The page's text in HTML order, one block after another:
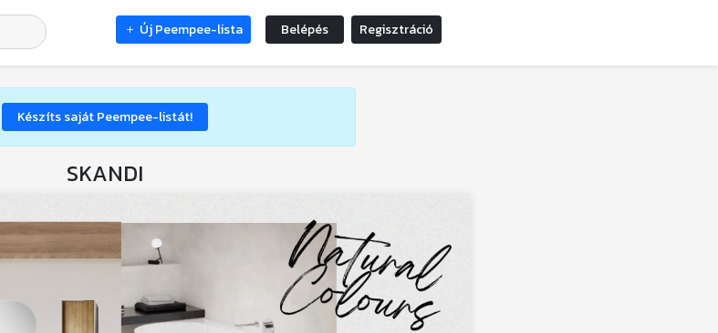
Új Peempee-lista Belépés Regisztráció
Készíts saját Peempee-listát!
SKANDI